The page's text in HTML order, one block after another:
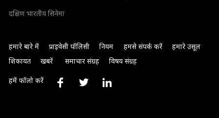
दक्षिण भारतीय सिनेमा
हमारे बारे में प्राइवेसी पॉलिसी नियम हमसे संपर्क करें
हमारे उसूल
शिकायत
खबरें समाचार संग्रह विषय संग्रह
हमें फॉलो करें